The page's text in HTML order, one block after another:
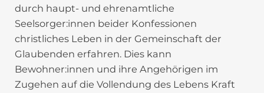
durch haupt- und ehrenamtliche
Seelsorger:innen beider Konfessionen
christliches Leben in der Gemeinschaft der
Glaubenden erfahren. Dies kann
Bewohner:innen und ihre Angehörigen im
Zugehen auf die Vollendung des Lebens Kraft